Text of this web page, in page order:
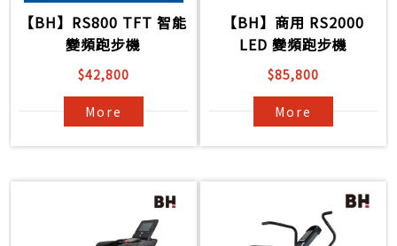
【BH】RS800 TFT 智能
變頻跑步機
$42,800
More
【BH】商用 RS2000
LED 變頻跑步機
$85,800
More